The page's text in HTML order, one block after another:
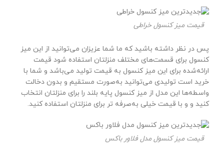
قیمت میز کنسول خراطی
پس در نظر داشته باشید که ما شما عزیزان می‌توانید از این میز
کنسول برای قسمت‌های مختلف منزلتان استفاده شود قیمت
ارائه‌شده برای این میز کنسول به قیمت تولید می‌باشد و شما با
خرید است تولیدی می‌توانید به‌صورت مستقیم و بدون دخالت
واسطه‌ها این مدل از میز کنسول پایه بلند را برای منزلتان انتخاب
کنید و و با قیمت خیلی به‌صرفه تر برای منزلتان استفاده کنید.
قیمت میز کنسول مدل فلاور باکس